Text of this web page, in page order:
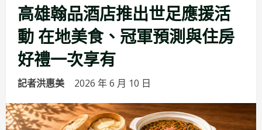
高雄翰品酒店推出世足應援活
動 在地美食、冠軍預測與住房
好禮一次享有
記者洪惠美 2026 年 6 月 10 日